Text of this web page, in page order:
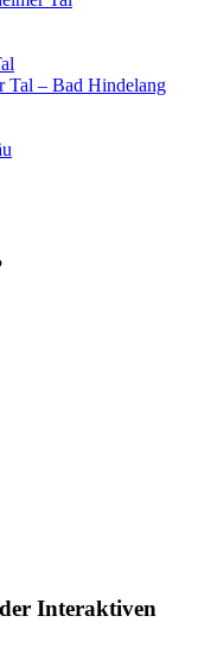
Tal – Bad Hindelang
Interaktiven